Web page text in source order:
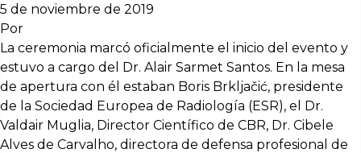
5 de noviembre de 2019
Por
La ceremonia marcó oficialmente el inicio del evento y
estuvo a cargo del Dr. Alair Sarmet Santos. En la mesa
de apertura con él estaban Boris Brkljačić, presidente
de la Sociedad Europea de Radiología (ESR), el Dr.
Valdair Muglia, Director Científico de CBR, Dr. Cibele
Alves de Carvalho, directora de defensa profesional de